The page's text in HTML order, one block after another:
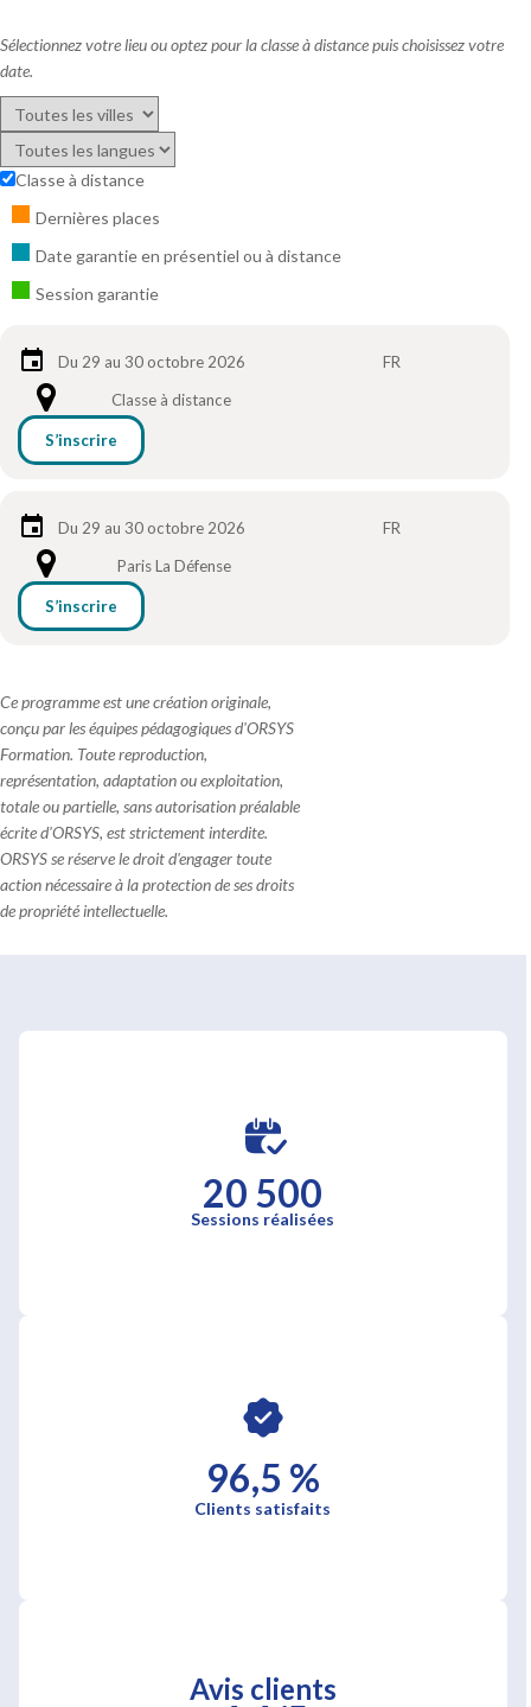
Sélectionnez votre lieu ou optez pour la classe à distance puis choisissez votre
date.
Classe à distance
Dernières places
Date garantie en présentiel ou à distance
Session garantie
Du 29 au 30 octobre 2026
FR
Classe à distance
S’inscrire
Du 29 au 30 octobre 2026
FR
Paris La Défense
S’inscrire
Ce programme est une création originale,
conçu par les équipes pédagogiques d'ORSYS
Formation. Toute reproduction,
représentation, adaptation ou exploitation,
totale ou partielle, sans autorisation préalable
écrite d'ORSYS, est strictement interdite.
ORSYS se réserve le droit d'engager toute
action nécessaire à la protection de ses droits
de propriété intellectuelle.
20 500
Sessions réalisées
96,5 %
Clients satisfaits
Avis clients